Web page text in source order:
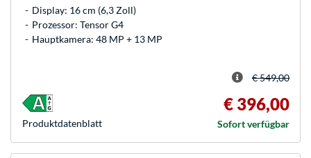
Display: 16 cm (6,3 Zoll)
Prozessor: Tensor G4
Hauptkamera: 48 MP + 13 MP
€ 549,00
€ 396,00
Sofort verfügbar
Produkt­datenblatt